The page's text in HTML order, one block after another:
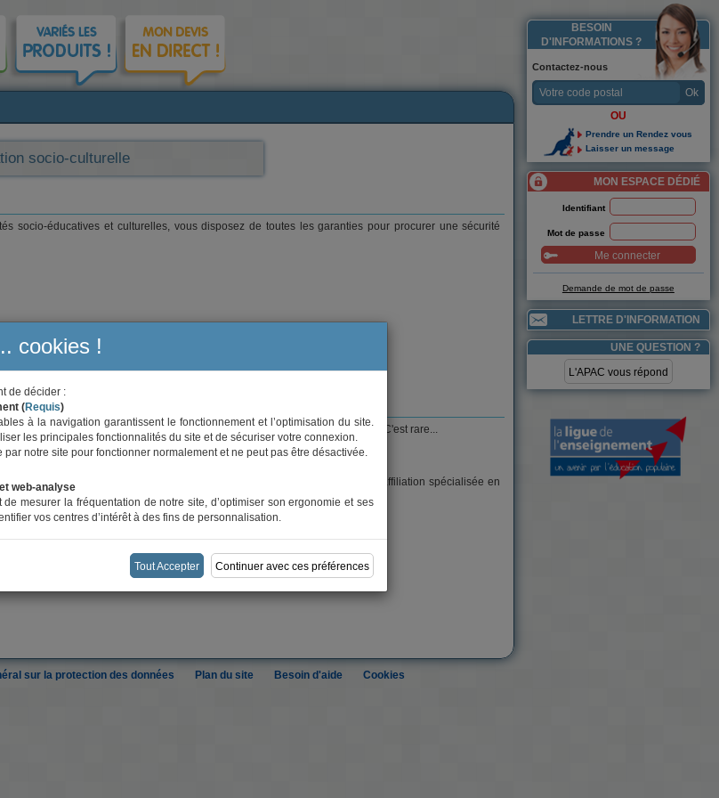
socio-culturelle
socio-éducatives et culturelles, vous disposez de toutes les garanties pour procurer une sécurité
...),
spécifiques à souscrire pour couvrir votre association et ses membres. C'est rare...
pour l'affiliation globale (tout l'effectif de l'association a adhéré) ou pour l'affiliation spécialisée en
Prendre Rendez-vous OU Nous Contacter.
BESOIN
D'INFORMATIONS ?
Contactez-nous
Ok
OU
Prendre un Rendez vous
Laisser un message
MON ESPACE DÉDIÉ
Identifiant
Mot de passe
Me connecter
Demande de mot de passe
LETTRE D'INFORMATION
UNE QUESTION ?
L'APAC vous répond
sur la protection des données Plan du site Besoin d'aide Cookies
cookies !
de décider :
(Requis)
à la navigation garantissent le fonctionnement et l’optimisation du site.
les principales fonctionnalités du site et de sécuriser votre connexion.
par notre site pour fonctionner normalement et ne peut pas être désactivée.
web-analyse
de mesurer la fréquentation de notre site, d’optimiser son ergonomie et ses
vos centres d’intérêt à des fins de personnalisation.
Tout Accepter Continuer avec ces préférences